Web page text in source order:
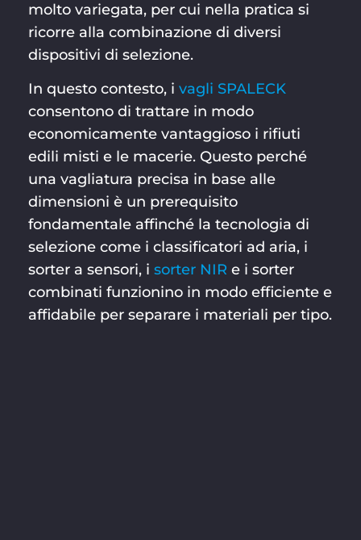
molto variegata, per cui nella pratica si
ricorre alla combinazione di diversi
dispositivi di selezione.
In questo contesto, i vagli SPALECK
consentono di trattare in modo
economicamente vantaggioso i rifiuti
edili misti e le macerie. Questo perché
una vagliatura precisa in base alle
dimensioni è un prerequisito
fondamentale affinché la tecnologia di
selezione come i classificatori ad aria, i
sorter a sensori, i sorter NIR e i sorter
combinati funzionino in modo efficiente e
affidabile per separare i materiali per tipo.